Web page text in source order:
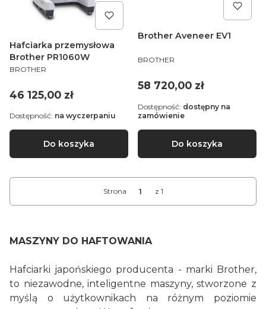
Hafciarka przemysłowa
Brother PR1060W
PRODUCENT
BROTHER
Cena
46 125,00 zł
Do koszyka
Dostępność: na wyczerpaniu
Brother Aveneer EV1
PRODUCENT
BROTHER
Cena
58 720,00 zł
Do koszyka
Dostępność: dostępny na
zamówienie
Strona z 1
MASZYNY DO HAFTOWANIA
Hafciarki japońskiego producenta - marki Brother,
to niezawodne, inteligentne maszyny, stworzone z
myślą o użytkownikach na różnym poziomie